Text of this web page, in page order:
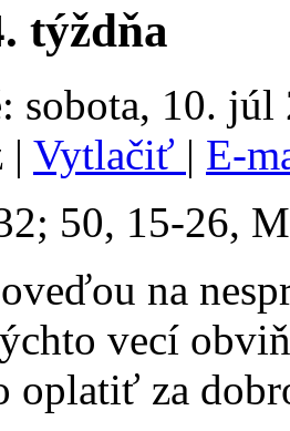
týždňa
sobota, 10. júl
| Vytlačiť | E-
50, 15-26,
na
vecí
oplatiť za